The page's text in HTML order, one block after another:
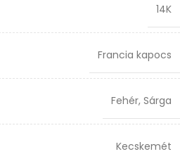
14K
Francia kapocs
Fehér, Sárga
Kecskemét